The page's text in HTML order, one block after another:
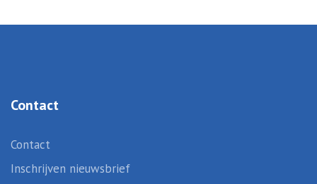
Contact
Contact
Inschrijven nieuwsbrief